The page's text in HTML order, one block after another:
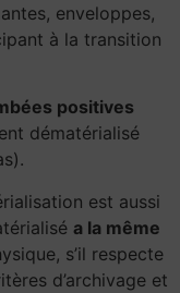
enveloppes,
à la transition
positives
dématérialisé
est aussi
a la même
s’il respecte
d’archivage et